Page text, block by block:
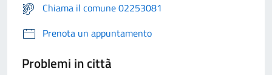
Chiama il comune 02253081
Prenota un appuntamento
Problemi in città